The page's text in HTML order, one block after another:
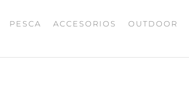
PESCA ACCESORIOS OUTDOOR